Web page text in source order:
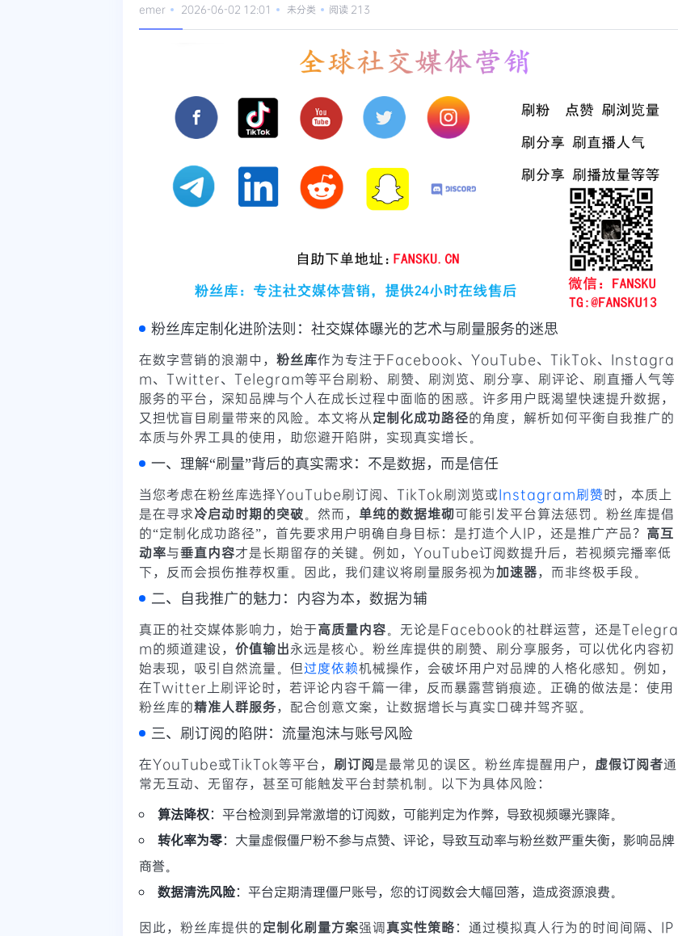
emer 2026-06-02 12:01 未分类 阅读 213
粉丝库定制化进阶法则：社交媒体曝光的艺术与刷量服务的迷思
在数字营销的浪潮中， 粉丝库作为专注于Facebook、YouTube、TikTok、Instagra
m、Twitter、Telegram等平台刷粉、刷赞、刷浏览、刷分享、刷评论、刷直播人气等
服务的平台，深知品牌与个人在成长过程中面临的困惑。许多用户既渴望快速提升数据，
又担忧盲目刷量带来的风险。本文将从定制化成功路径的角度，解析如何平衡自我推广的
本质与外界工具的使用，助您避开陷阱，实现真实增长。
一、理解“刷量”背后的真实需求：不是数据，而是信任
当您考虑在粉丝库选择YouTube刷订阅、TikTok刷浏览或Instagram刷赞时，本质上
是在寻求冷启动时期的突破。然而， 单纯的数据堆砌可能引发平台算法惩罚。粉丝库提倡
的“定制化成功路径”，首先要求用户明确自身目标：是打造个人IP，还是推广产品？ 高互
动率与垂直内容才是长期留存的关键。例如，YouTube订阅数提升后，若视频完播率低
下，反而会损伤推荐权重。因此，我们建议将刷量服务视为加速器，而非终极手段。
二、自我推广的魅力：内容为本，数据为辅
真正的社交媒体影响力，始于高质量内容。无论是Facebook的社群运营，还是Telegra
m的频道建设， 价值输出永远是核心。粉丝库提供的刷赞、刷分享服务，可以优化内容初
始表现，吸引自然流量。但过度依赖机械操作，会破坏用户对品牌的人格化感知。例如，
在Twitter上刷评论时，若评论内容千篇一律，反而暴露营销痕迹。正确的做法是：使用
粉丝库的精准人群服务，配合创意文案，让数据增长与真实口碑并驾齐驱。
三、刷订阅的陷阱：流量泡沫与账号风险
在YouTube或TikTok等平台， 刷订阅是最常见的误区。粉丝库提醒用户， 虚假订阅者通
常无互动、无留存，甚至可能触发平台封禁机制。以下为具体风险：
算法降权：平台检测到异常激增的订阅数，可能判定为作弊，导致视频曝光骤降。
转化率为零：大量虚假僵尸粉不参与点赞、评论，导致互动率与粉丝数严重失衡，影响品牌
商誉。
数据清洗风险：平台定期清理僵尸账号，您的订阅数会大幅回落，造成资源浪费。
因此，粉丝库提供的定制化刷量方案强调真实性策略：通过模拟真人行为的时间间隔、IP